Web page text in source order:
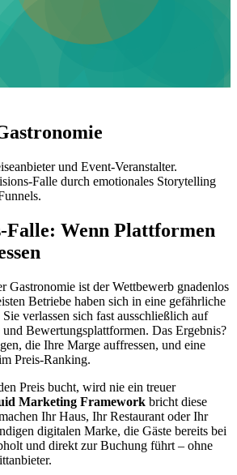
und Event-Veranstalter.
Falle durch emotionales Storytelling
Falle: Wenn Plattformen
Gastronomie ist der Wettbewerb gnadenlos
Betriebe haben sich in eine gefährliche
verlassen sich fast ausschließlich auf
Bewertungsplattformen. Das Ergebnis?
die Ihre Marge auffressen, und eine
Preis-Ranking.
Preis bucht, wird nie ein treuer
Marketing Framework bricht diese
Ihr Haus, Ihr Restaurant oder Ihr
digitalen Marke, die Gäste bereits bei
und direkt zur Buchung führt – ohne